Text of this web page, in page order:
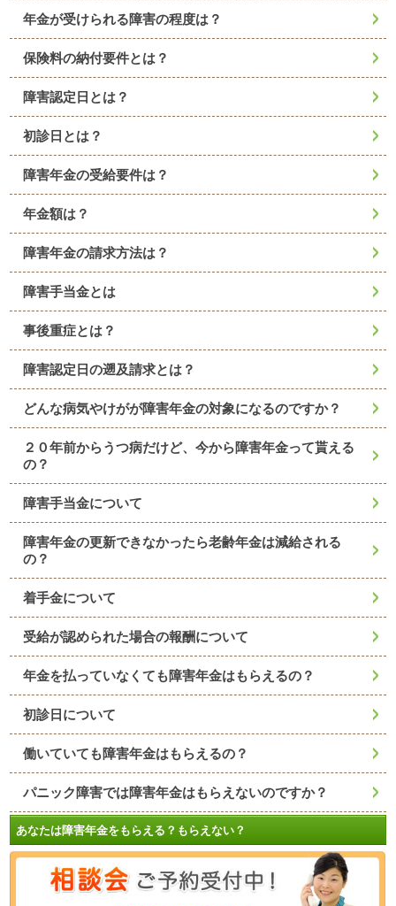
年金が受けられる障害の程度は？
保険料の納付要件とは？
障害認定日とは？
初診日とは？
障害年金の受給要件は？
年金額は？
障害年金の請求方法は？
障害手当金とは
事後重症とは？
障害認定日の遡及請求とは？
どんな病気やけがが障害年金の対象になるのですか？
２０年前からうつ病だけど、今から障害年金って貰える
の？
障害手当金について
障害年金の更新できなかったら老齢年金は減給される
の？
着手金について
受給が認められた場合の報酬について
年金を払っていなくても障害年金はもらえるの？
初診日について
働いていても障害年金はもらえるの？
パニック障害では障害年金はもらえないのですか？
あなたは障害年金をもらえる？もらえない？